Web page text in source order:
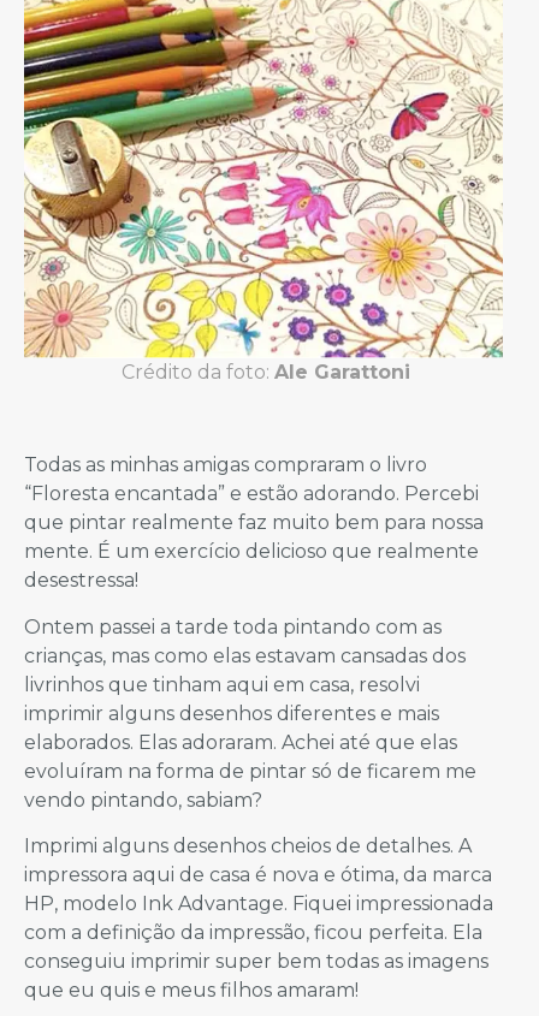
Crédito da foto: Ale Garattoni
Todas as minhas amigas compraram o livro
“Floresta encantada” e estão adorando. Percebi
que pintar realmente faz muito bem para nossa
mente. É um exercício delicioso que realmente
desestressa!
Ontem passei a tarde toda pintando com as
crianças, mas como elas estavam cansadas dos
livrinhos que tinham aqui em casa, resolvi
imprimir alguns desenhos diferentes e mais
elaborados. Elas adoraram. Achei até que elas
evoluíram na forma de pintar só de ficarem me
vendo pintando, sabiam?
Imprimi alguns desenhos cheios de detalhes. A
impressora aqui de casa é nova e ótima, da marca
HP, modelo Ink Advantage. Fiquei impressionada
com a definição da impressão, ficou perfeita. Ela
conseguiu imprimir super bem todas as imagens
que eu quis e meus filhos amaram!